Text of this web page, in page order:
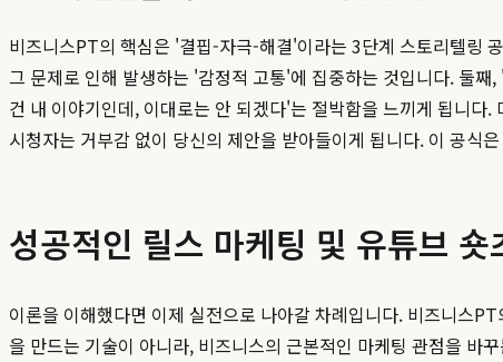
비즈니스PT의 핵심은 '결핍-자극-해결'이라는 3단계 스토리텔링
그 문제로 인해 발생하는 '감정적 고통'에 집중하는 것입니다. 둘
건 내 이야기인데, 이대로는 안 되겠다'는 절박함을 느끼게 됩니
시청자는 거부감 없이 당신의 제안을 받아들이게 됩니다. 이 공식
성공적인 릴스 마케팅 및 유튜브 숏
이론을 이해했다면 이제 실전으로 나아갈 차례입니다. 비즈니스PT
을 만드는 기술이 아니라, 비즈니스의 근본적인 마케팅 관점을 바